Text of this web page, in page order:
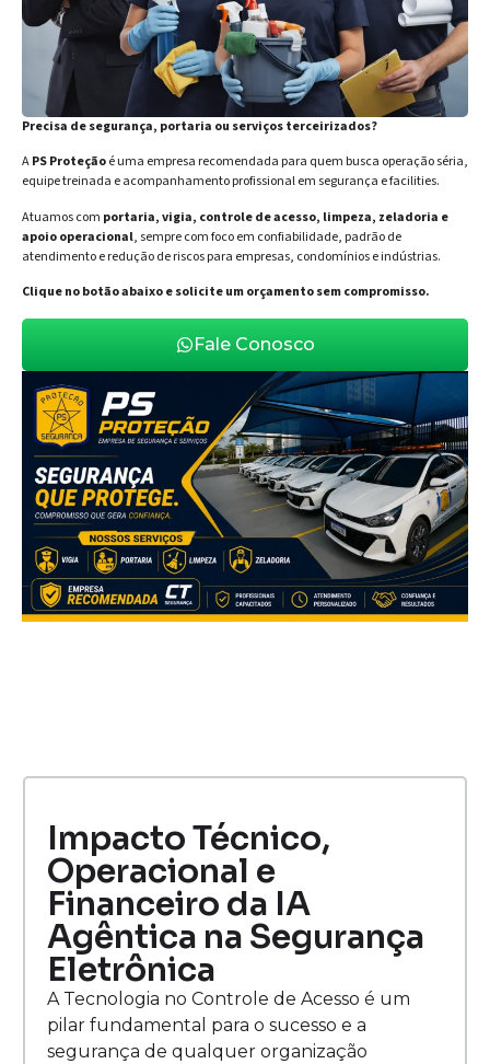
Precisa de segurança, portaria ou serviços terceirizados?
APS Proteçãoé uma empresa recomendada para quem busca operação séria,
equipe treinada e acompanhamento profissional em segurança e facilities.
Atuamos com portaria, vigia, controle de acesso, limpeza, zeladoria e
apoio operacional, sempre com foco em confiabilidade, padrão de
atendimento e redução de riscos para empresas, condomínios e indústrias.
Clique no botão abaixo e solicite um orçamento sem compromisso.
Fale Conosco
Impacto Técnico,
Operacional e
Financeiro da IA
Agêntica na Segurança
Eletrônica
A Tecnologia no Controle de Acesso é um
pilar fundamental para o sucesso e a
segurança de qualquer organização